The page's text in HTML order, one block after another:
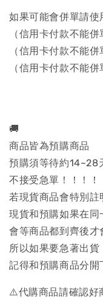
如果可能會併單請使
（信用卡付款不能併
（信用卡付款不能併
（信用卡付款不能併
🚚
商品皆為預購商品
預購須等待約14~28
不接受急單！！！！
若現貨商品會特別註
現貨和預購如果在同
會等商品都到齊後才
所以如果要急著出貨
記得和預購商品分開
⚠️代購商品請確認好